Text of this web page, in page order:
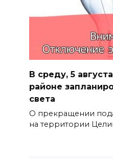
В среду, 5
районе
света
О прекращении
на территории